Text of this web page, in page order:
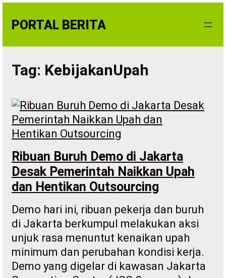
toPORTAL BERITA
Tag: KebijakanUpah
Ribuan Buruh Demo di Jakarta
Desak Pemerintah Naikkan Upah
dan Hentikan Outsourcing
Demo hari ini, ribuan pekerja dan buruh
di Jakarta berkumpul melakukan aksi
unjuk rasa menuntut kenaikan upah
minimum dan perubahan kondisi kerja.
Demo yang digelar di kawasan Jakarta